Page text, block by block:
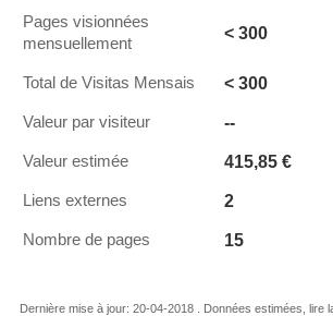
Pages visionnées
mensuellement
< 300
Total de Visitas Mensais < 300
Valeur par visiteur --
Valeur estimée 415,85 €
Liens externes 2
Nombre de pages 15
Dernière mise à jour: 20-04-2018 . Données estimées, lire